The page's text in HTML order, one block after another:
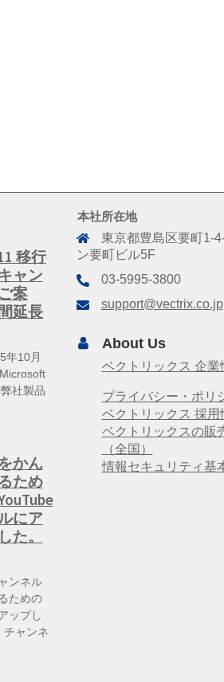
移行
ャン
案
延長
年10月
社製品
かん
ため
にア
た。
ンネル
ための
ップし
チャンネ
本社所在地
東京都豊島区要町1-
ン要町ビル5F
03-5995-3800
support@vectrix.co.jp
About Us
ベクトリックス 企業
プライバシー・ポリ
ベクトリックス 採用
ベクトリックスの販
（全国）
情報セキュリティ基